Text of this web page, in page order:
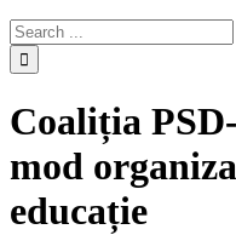
Coaliția
mod
educație